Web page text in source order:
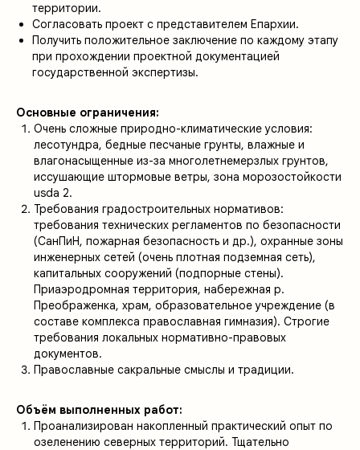
территории.
Согласовать проект с представителем Епархии.
Получить положительное заключение по каждому этапу
при прохождении проектной документацией
государственной экспертизы.
Основные ограничения:
Очень сложные природно-климатические условия:
лесотундра, бедные песчаные грунты, влажные и
влагонасыщенные из-за многолетнемерзлых грунтов,
иссушающие штормовые ветры, зона морозостойкости
usda 2.
Требования градостроительных нормативов:
требования технических регламентов по безопасности
(СанПиН, пожарная безопасность и др.), охранные зоны
инженерных сетей (очень плотная подземная сеть),
капитальных сооружений (подпорные стены).
Приаэродромная территория, набережная р.
Преображенка, храм, образовательное учреждение (в
составе комплекса православная гимназия). Строгие
требования локальных нормативно-правовых
документов.
Православные сакральные смыслы и традиции.
Объём выполненных работ:
Проанализирован накопленный практический опыт по
озеленению северных территорий. Тщательно